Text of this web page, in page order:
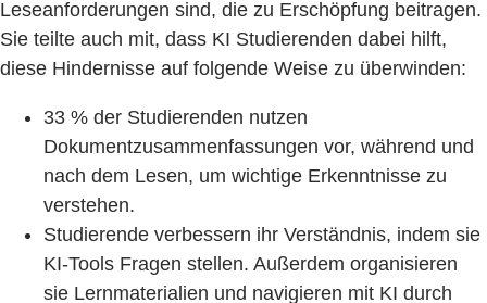
Leseanforderungen sind, die zu Erschöpfung beitragen.
Sie teilte auch mit, dass KI Studierenden dabei hilft,
diese Hindernisse auf folgende Weise zu überwinden:
33 % der Studierenden nutzen
Dokumentzusammenfassungen vor, während und
nach dem Lesen, um wichtige Erkenntnisse zu
verstehen.
Studierende verbessern ihr Verständnis, indem sie
KI-Tools Fragen stellen. Außerdem organisieren
sie Lernmaterialien und navigieren mit KI durch